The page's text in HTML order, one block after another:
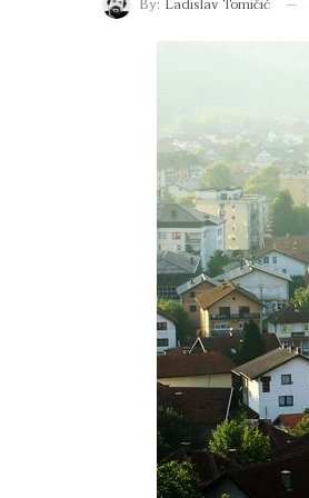
By: Ladislav Tomičić